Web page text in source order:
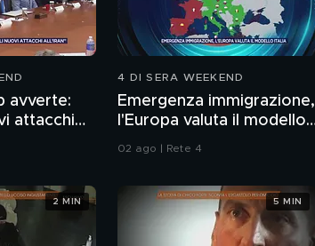
avverte:
attacchi
4 DI SERA WEEKEND
Emergenza immigrazione,
l'Europa valuta il modello
02 ago | Rete 4
2 MIN 5 MIN